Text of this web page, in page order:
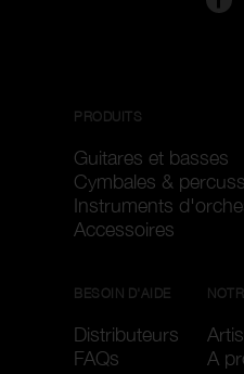
PRODUITS
Guitares et basses
Cymbales &
Instruments
Accessoires
BESOIN D'AIDE
Distributeurs
FAQs
A